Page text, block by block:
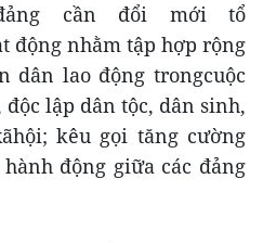
cần đổi mới tổ
động nhằm tập hợp rộng
dân lao động trongcuộc
lập dân tộc, dân sinh,
kêu gọi tăng cường
động giữa các đảng